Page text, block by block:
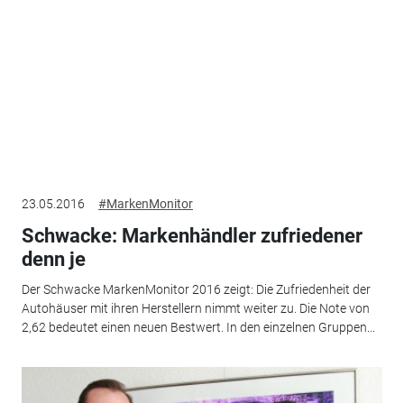
23.05.2016 #MarkenMonitor
Schwacke: Markenhändler zufriedener
denn je
Der Schwacke MarkenMonitor 2016 zeigt: Die Zufriedenheit der
Autohäuser mit ihren Herstellern nimmt weiter zu. Die Note von
2,62 bedeutet einen neuen Bestwert. In den einzelnen Gruppen...